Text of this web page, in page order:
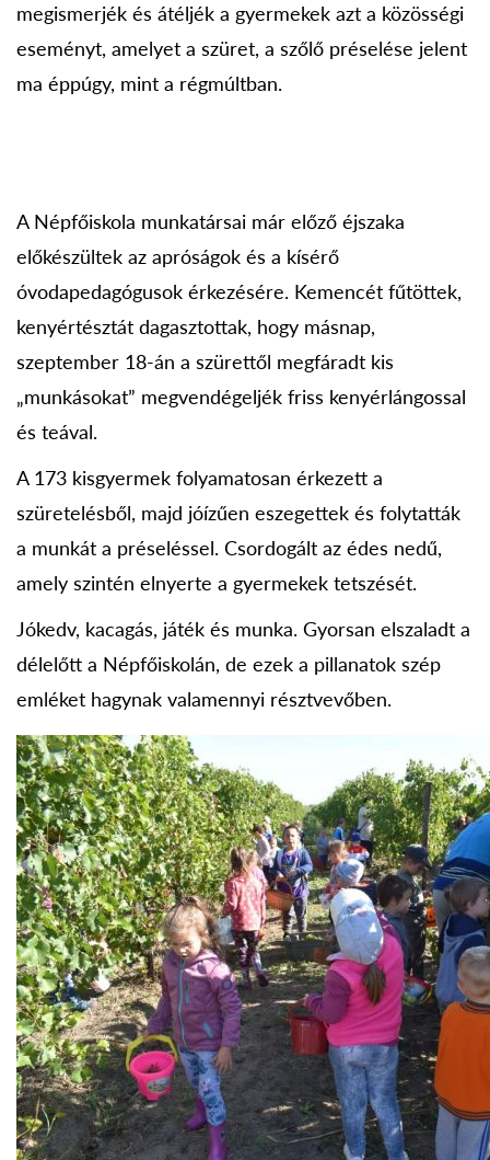
megismerjék és átéljék a gyermekek azt a közösségi
eseményt, amelyet a szüret, a szőlő préselése jelent
ma éppúgy, mint a régmúltban.
A Népfőiskola munkatársai már előző éjszaka
előkészültek az apróságok és a kísérő
óvodapedagógusok érkezésére. Kemencét fűtöttek,
kenyértésztát dagasztottak, hogy másnap,
szeptember 18-án a szürettől megfáradt kis
„munkásokat” megvendégeljék friss kenyérlángossal
és teával.
A 173 kisgyermek folyamatosan érkezett a
szüretelésből, majd jóízűen eszegettek és folytatták
a munkát a préseléssel. Csordogált az édes nedű,
amely szintén elnyerte a gyermekek tetszését.
Jókedv, kacagás, játék és munka. Gyorsan elszaladt a
délelőtt a Népfőiskolán, de ezek a pillanatok szép
emléket hagynak valamennyi résztvevőben.